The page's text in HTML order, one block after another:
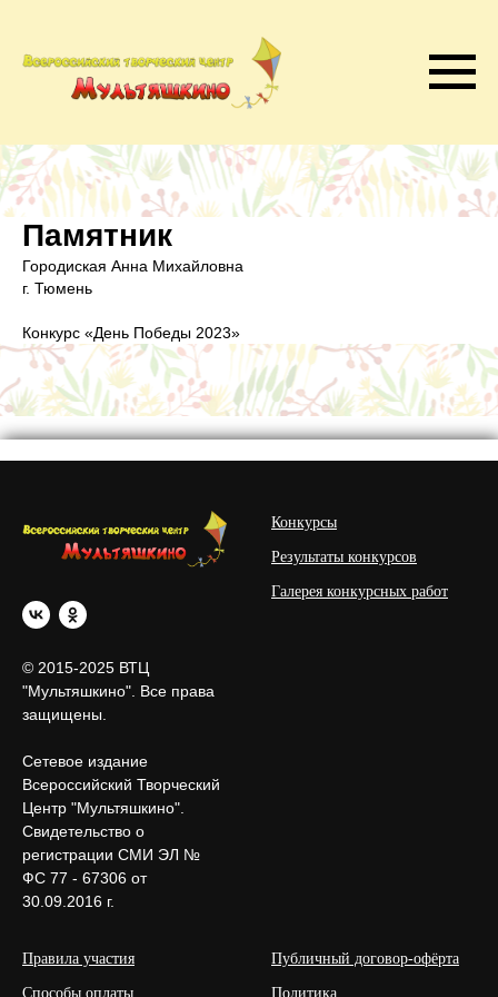
Памятник
Городиская Анна Михайловна
г. Тюмень
Конкурс «День Победы 2023»
© 2015-2025 ВТЦ
"Мультяшкино". Все права
защищены.
Сетевое издание
Всероссийский Творческий
Центр "Мультяшкино".
Свидетельство о
регистрации СМИ ЭЛ №
ФС 77 - 67306 от
30.09.2016 г.
Конкурсы
Результаты конкурсов
Галерея конкурсных работ
Правила участия
Способы оплаты
Публичный договор-офёрта
Политика